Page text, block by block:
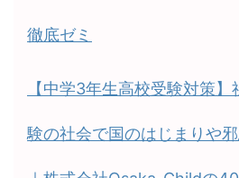
徹底ゼミ
【中学3年生高校受験対策
験の社会で国のはじまりや